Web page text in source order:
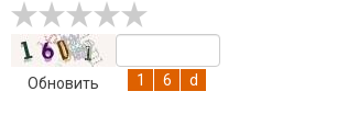
Обновить